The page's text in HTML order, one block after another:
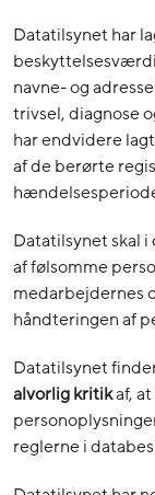
Datatilsynet har
navne- og
trivsel, diagnose
har endvidere
af de berørte
Datatilsynet skal
af følsomme
medarbejdernes
håndteringen af
Datatilsynet
alvorligkritikaf,
reglerne i